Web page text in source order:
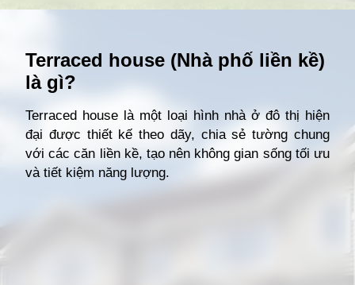
Terraced house (Nhà phố liền kề)
là gì?
Terraced house là một loại hình nhà ở đô thị hiện
đại được thiết kế theo dãy, chia sẻ tường chung
với các căn liền kề, tạo nên không gian sống tối ưu
và tiết kiệm năng lượng.